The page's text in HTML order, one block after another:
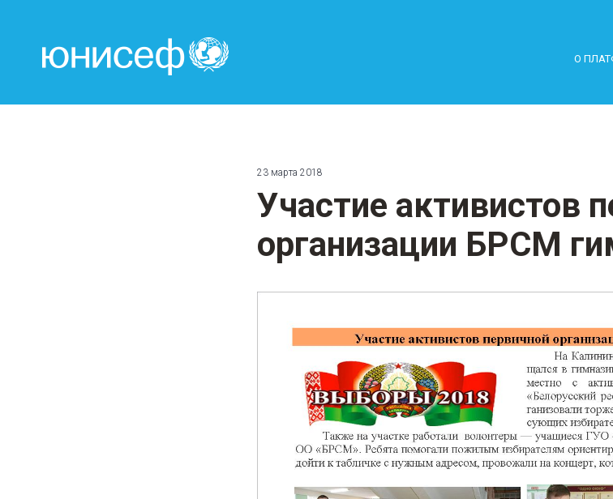
ЮНИСЕФ
О
23 марта 2018
Участие активистов
организации БРСМ